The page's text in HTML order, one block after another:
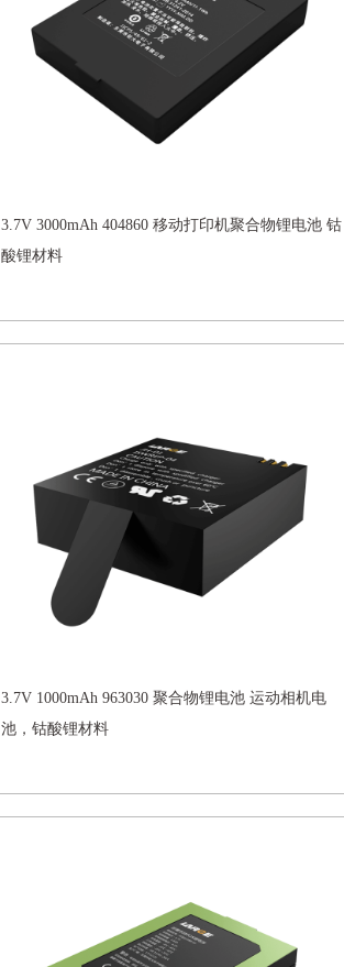
3.7V 3000mAh 404860 移动打印机聚合物锂电池 钴
酸锂材料
3.7V 1000mAh 963030 聚合物锂电池 运动相机电
池，钴酸锂材料